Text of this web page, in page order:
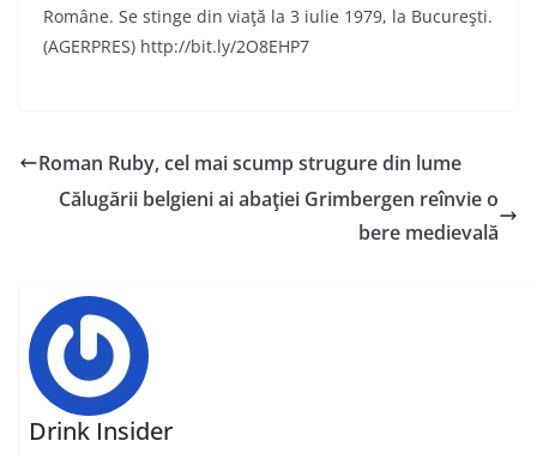
Române. Se stinge din viaţă la 3 iulie 1979, la Bucureşti.
(AGERPRES) http://bit.ly/2O8EHP7
Roman Ruby, cel mai scump strugure din lume
Călugării belgieni ai abaţiei Grimbergen reînvie o
bere medievală
Drink Insider